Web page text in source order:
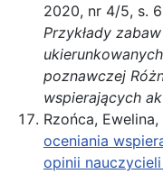
2020, nr 4/5, s.
Przykłady
poznawczej
wspierających
Rzońca,
oceniania
opinii